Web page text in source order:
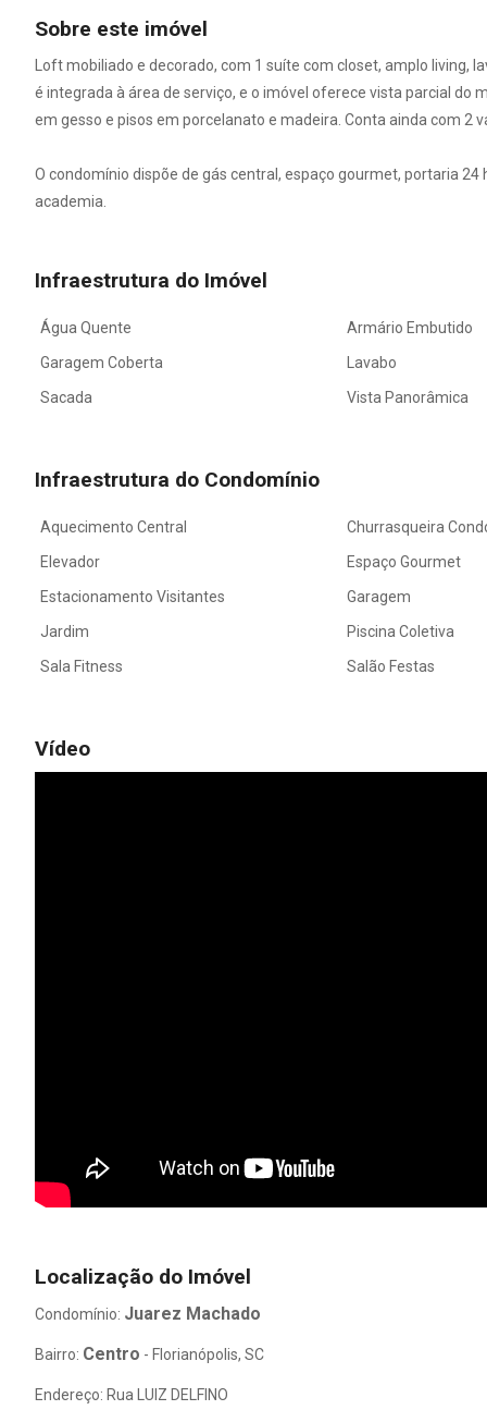
Sobre este imóvel
Loft mobiliado e decorado, com 1 suíte com closet, amplo living,
é integrada à área de serviço, e o imóvel oferece vista parcial do
em gesso e pisos em porcelanato e madeira. Conta ainda com 2
O condomínio dispõe de gás central, espaço gourmet, portaria
academia.
Infraestrutura do Imóvel
Água Quente
Armário Embutido
Garagem Coberta
Lavabo
Sacada
Vista Panorâmica
Infraestrutura do Condomínio
Aquecimento Central
Churrasqueira
Elevador
Espaço Gourmet
Estacionamento Visitantes
Garagem
Jardim
Piscina Coletiva
Sala Fitness
Salão Festas
Vídeo
Localização do Imóvel
Condomínio: Juarez Machado
Bairro: Centro - Florianópolis, SC
Endereço: Rua LUIZ DELFINO